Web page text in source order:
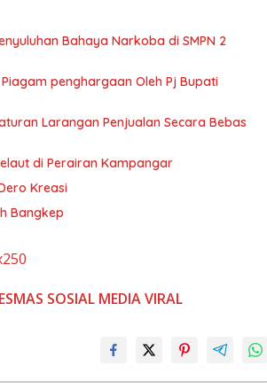
Bahaya Narkoba di SMPN 2
penghargaan Oleh Pj Bupati
Larangan Penjualan Secara Bebas
di Perairan Kampangar
Kreasi
Bangkep
SOSIAL MEDIAVIRAL